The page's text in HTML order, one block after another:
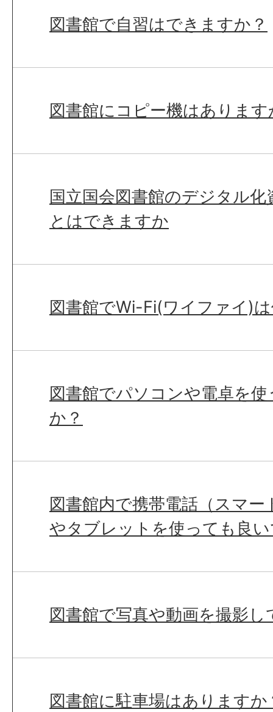
図書館で自習はできますか？
図書館にコピー機はあります
国立国会図書館のデジタル
とはできますか
図書館でWi-Fi(ワイファイ)
図書館でパソコンや電卓を
か？
図書館内で携帯電話（スマ
やタブレットを使っても良
図書館で写真や動画を撮影
図書館に駐車場はありますか